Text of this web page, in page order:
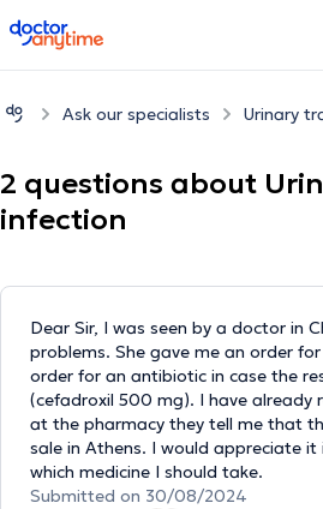
doctoranytime
Ask our specialists Urinary
2 questions about
infection
Dear Sir, I was seen by a doctor in
problems. She gave me an order
order for an antibiotic in case the
(cefadroxil 500 mg). I have already
at the pharmacy they tell me that
sale in Athens. I would appreciate
which medicine I should take.
Submitted on 30/08/2024